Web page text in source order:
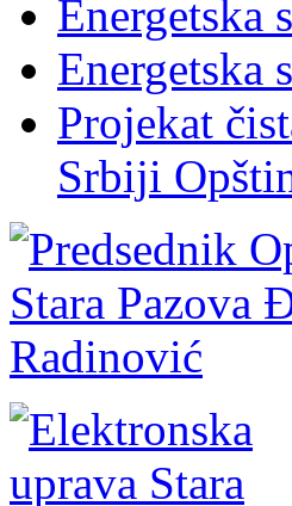
Energetska
Energetska
Projekat
Srbiji